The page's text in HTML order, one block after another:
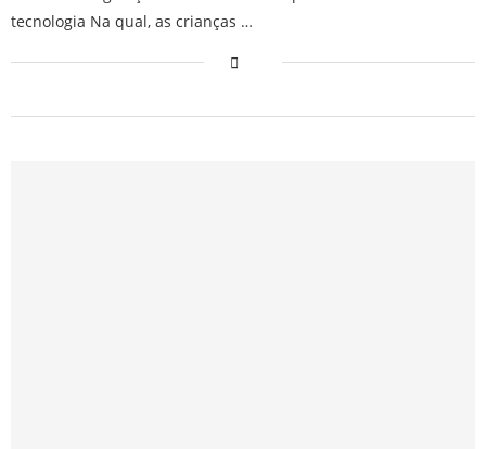
tecnologia Na qual, as crianças …